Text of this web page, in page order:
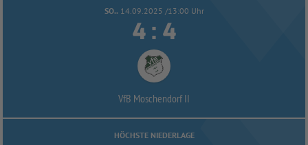
SO.. 14.09.2025 /13:00 Uhr
 : 
VfB Moschendorf II
HÖCHSTE NIEDERLAGE